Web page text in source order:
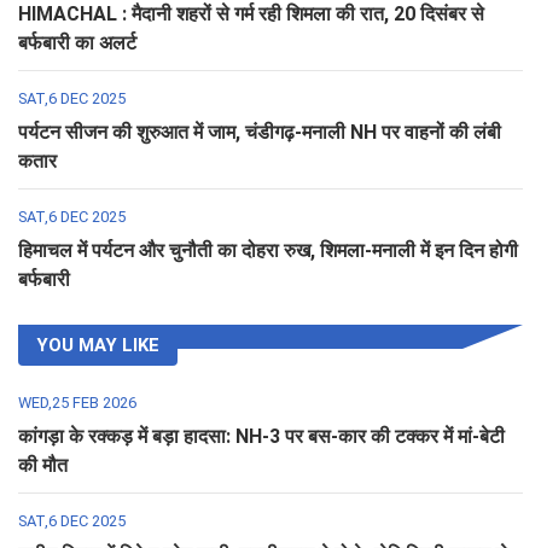
HIMACHAL : मैदानी शहरों से गर्म रही शिमला की रात, 20 दिसंबर से
बर्फबारी का अलर्ट
SAT,6 DEC 2025
पर्यटन सीजन की शुरुआत में जाम, चंडीगढ़-मनाली NH पर वाहनों की लंबी
कतार
SAT,6 DEC 2025
हिमाचल में पर्यटन और चुनौती का दोहरा रुख, शिमला-मनाली में इन दिन होगी
बर्फबारी
YOU MAY LIKE
WED,25 FEB 2026
कांगड़ा के रक्कड़ में बड़ा हादसा: NH-3 पर बस-कार की टक्कर में मां-बेटी
की मौत
SAT,6 DEC 2025